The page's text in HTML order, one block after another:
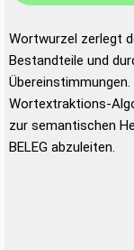
Wortwurzel zerlegt
Bestandteile und
Wortextraktions-
zur semantischen
BELEG abzuleiten.